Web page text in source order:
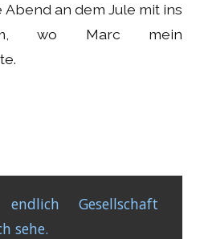
an dem Jule mit ins
wo Marc mein
Gesellschaft
sehe.